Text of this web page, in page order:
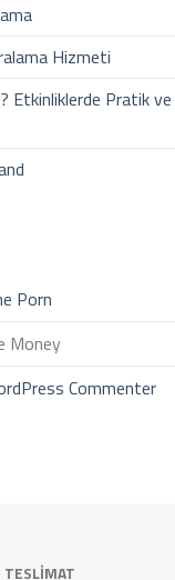
Hizmeti
Pratik ve
Porn
Money
Commenter
TESLİMAT